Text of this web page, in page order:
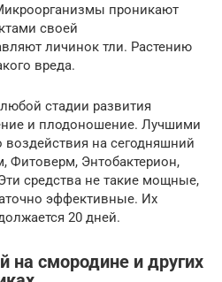
проникают
своей
личинок тли. Растению
вреда.
стадии развития
и плодоношение. Лучшими
воздействия на сегодняшний
Фитоверм, Энтобактерион,
средства не такие мощные,
эффективные. Их
20 дней.
на смородине и других